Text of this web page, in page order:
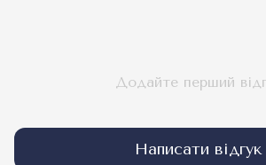
Додайте перший
Написати відгук